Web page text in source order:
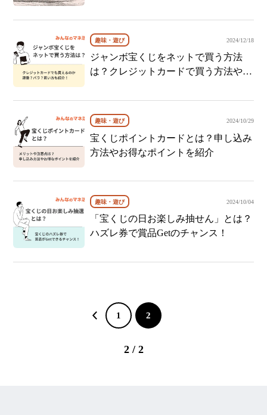
趣味・遊び 2024/12/18
ジャンボ宝くじをネットで買う方法
は？クレジットカードで買う方法や連
趣味・遊び 2024/10/29
宝くじポイントカードとは？申し込み
方法やお得なポイントを紹介
趣味・遊び 2024/10/04
「宝くじの日お楽しみ抽せん」とは？
ハズレ券で賞品Getのチャンス！
1 2
2 / 2